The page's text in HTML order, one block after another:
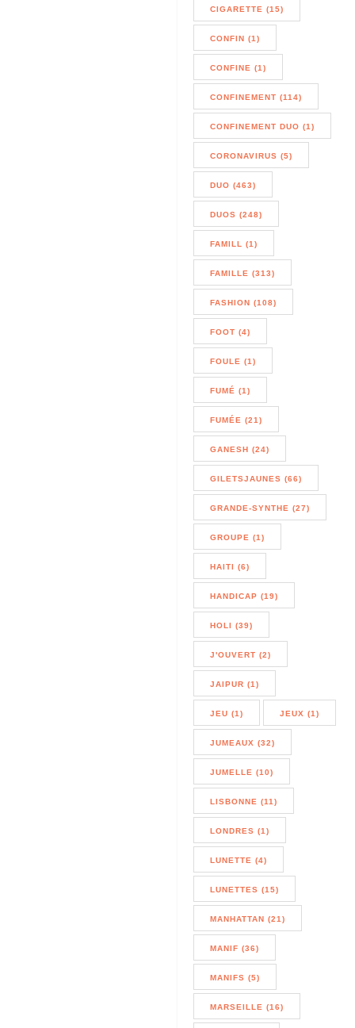
CIGARETTE (15)
CONFIN (1)
CONFINE (1)
CONFINEMENT (114)
CONFINEMENT DUO (1)
CORONAVIRUS (5)
DUO (463)
DUOS (248)
FAMILL (1)
FAMILLE (313)
FASHION (108)
FOOT (4)
FOULE (1)
FUMÉ (1)
FUMÉE (21)
GANESH (24)
GILETSJAUNES (66)
GRANDE-SYNTHE (27)
GROUPE (1)
HAITI (6)
HANDICAP (19)
HOLI (39)
J'OUVERT (2)
JAIPUR (1)
JEU (1) JEUX (1)
JUMEAUX (32)
JUMELLE (10)
LISBONNE (11)
LONDRES (1)
LUNETTE (4)
LUNETTES (15)
MANHATTAN (21)
MANIF (36)
MANIFS (5)
MARSEILLE (16)